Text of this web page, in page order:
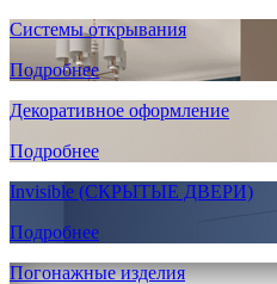
Системы открывания
Подробнее
Декоративное оформление
Подробнее
Invisible (СКРЫТЫЕ ДВЕРИ)
Подробнее
Погонажные изделия